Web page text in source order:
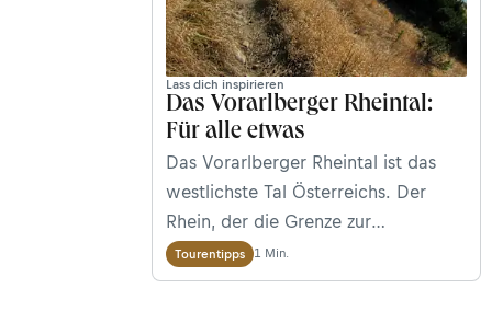
Lass dich inspirieren
Das Vorarlberger Rheintal:
Für alle etwas
Das Vorarlberger Rheintal ist das
westlichste Tal Österreichs. Der
Rhein, der die Grenze zur
Ostschweiz markiert, mündet in den
Bodensee, der das Tal nach Norden
Tourentipps 1 Min.